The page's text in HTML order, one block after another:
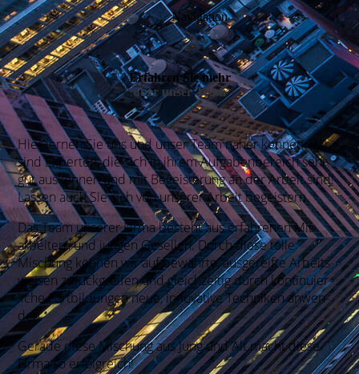
Navigation
Erfahren Sie mehr
über unser Team
Hier lernen Sie uns und unser Team näher ken­nen. Wir
sind Ex­per­ten, die sich in ihrem Auf­gaben­be­reich sehr
gut aus­kennen und mit Be­geis­terung an der Arbeit sind!
Las­sen auch Sie sich von unse­rer Ar­beit begeis­tern.
Das Team unse­rer Fir­ma be­steht aus er­fah­renen Mit­
arbei­tern und jun­gen Ge­sellen. Durch diese tolle
Mischung kön­nen wir auf bewähr­te, aus­ge­reifte Arbeits­
weisen zurück­greifen und gleich­zeitig durch kon­ti­nuier­
liche Fort­bil­dungen neue, inno­vative Tech­niken anwen­
den.
Gerade diese Mischung aus Jung und Alt macht diese
Firma so erfolg­reich!